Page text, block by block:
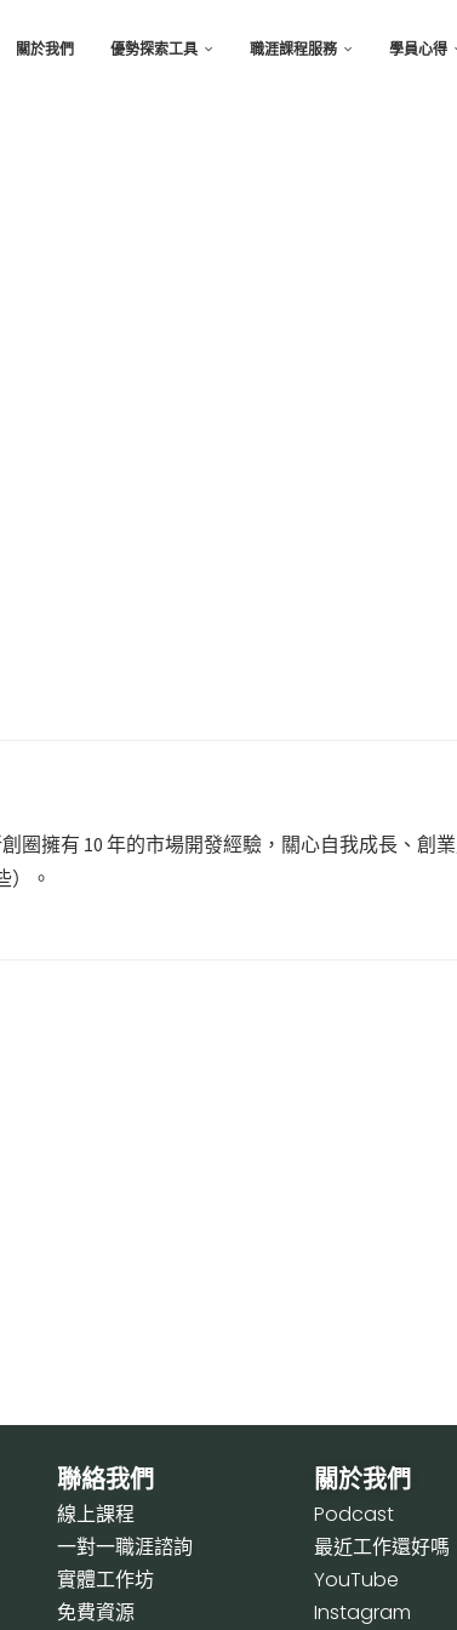
關於我們 優勢探索工具 職涯課程服務 學員心得
圈擁有 10 年的市場開發經驗，關心自我成長、創
）。
聯絡我們
線上課程
一對一職涯諮詢
實體工作坊
免費資源
關於我們
Podcast
最近工作還好嗎
YouTube
Instagram